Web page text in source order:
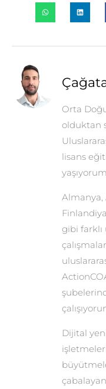
Orta
olduktan
lisans
Almanya,
gibi farklı
Dijital